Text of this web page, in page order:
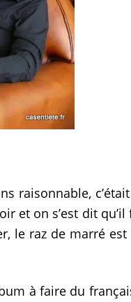
raisonnable,
et on s’est dit
le raz de marré
à faire du